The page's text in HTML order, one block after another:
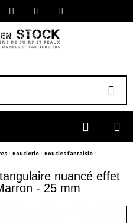
Bouclerie Boucles fantaisie
nuancé effet
- 25 mm